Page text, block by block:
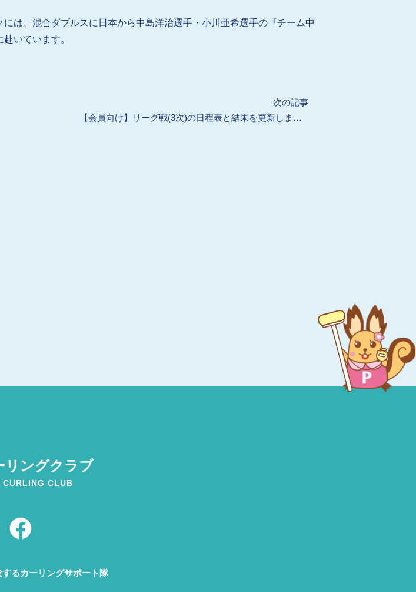
は、混合ダブルスに日本から中島洋治選手・小川亜希選手の『チーム中
いています。
次の記事
【会員向け】リーグ戦(3次)の日程表と結果を更新しました
リングクラブ
CURLING CLUB
a
c
e
するカーリングサポート隊